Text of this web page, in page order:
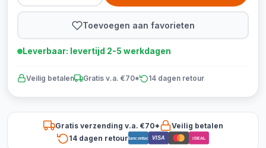
Toevoegen aan favorieten
Leverbaar: levertijd 2-5 werkdagen
Veilig betalen Gratis v.a. €70* 14 dagen retour
Gratis verzending v.a. €70*
Veilig betalen
14 dagen retourBancontact VISA iDEAL